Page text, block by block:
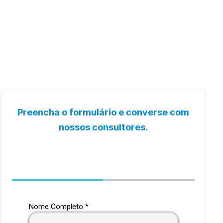
Preencha o formulário e converse com
nossos consultores.